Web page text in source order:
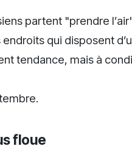
partent "prendre
qui disposent
tendance, mais à
floue